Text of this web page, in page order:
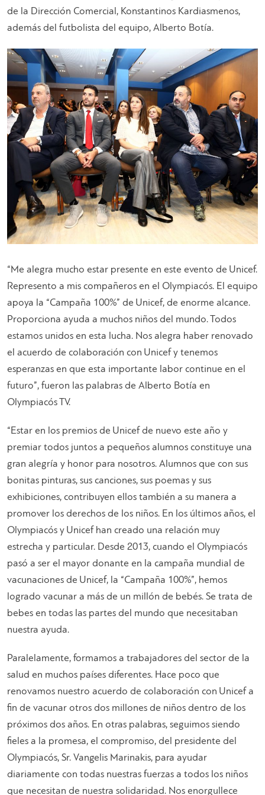
de la Dirección Comercial, Konstantinos Kardiasmenos,
además del futbolista del equipo, Alberto Botía.
“Me alegra mucho estar presente en este evento de Unicef.
Represento a mis compañeros en el Olympiacós. El equipo
apoya la “Campaña 100%” de Unicef, de enorme alcance.
Proporciona ayuda a muchos niños del mundo. Todos
estamos unidos en esta lucha. Nos alegra haber renovado
el acuerdo de colaboración con Unicef y tenemos
esperanzas en que esta importante labor continue en el
futuro”, fueron las palabras de Alberto Botía en
Olympiacós TV.
“Estar en los premios de Unicef de nuevo este año y
premiar todos juntos a pequeños alumnos constituye una
gran alegría y honor para nosotros. Alumnos que con sus
bonitas pinturas, sus canciones, sus poemas y sus
exhibiciones, contribuyen ellos también a su manera a
promover los derechos de los niños. En los últimos años, el
Olympiacós y Unicef han creado una relación muy
estrecha y particular. Desde 2013, cuando el Olympiacós
pasó a ser el mayor donante en la campaña mundial de
vacunaciones de Unicef, la “Campaña 100%”, hemos
logrado vacunar a más de un millón de bebés. Se trata de
bebes en todas las partes del mundo que necesitaban
nuestra ayuda.
Paralelamente, formamos a trabajadores del sector de la
salud en muchos países diferentes. Hace poco que
renovamos nuestro acuerdo de colaboración con Unicef a
fin de vacunar otros dos millones de niños dentro de los
próximos dos años. En otras palabras, seguimos siendo
fieles a la promesa, el compromiso, del presidente del
Olympiacós, Sr. Vangelis Marinakis, para ayudar
diariamente con todas nuestras fuerzas a todos los niños
que necesitan de nuestra solidaridad. Nos enorgullece